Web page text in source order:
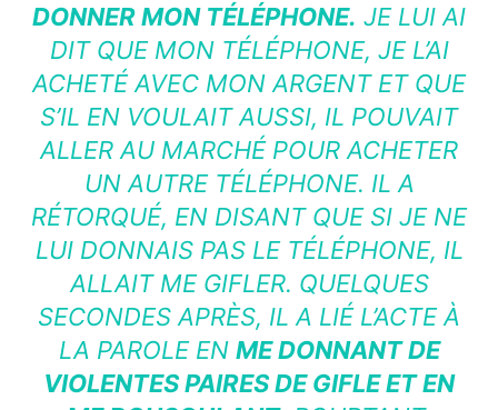
DONNER MON TÉLÉPHONE. JE LUI AI
DIT QUE MON TÉLÉPHONE, JE L’AI
ACHETÉ AVEC MON ARGENT ET QUE
S’IL EN VOULAIT AUSSI, IL POUVAIT
ALLER AU MARCHÉ POUR ACHETER
UN AUTRE TÉLÉPHONE. IL A
RÉTORQUÉ, EN DISANT QUE SI JE NE
LUI DONNAIS PAS LE TÉLÉPHONE, IL
ALLAIT ME GIFLER. QUELQUES
SECONDES APRÈS, IL A LIÉ L’ACTE À
LA PAROLE EN ME DONNANT DE
VIOLENTES PAIRES DE GIFLE ET EN